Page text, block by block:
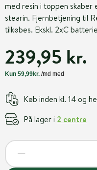
med resin i toppen skaber
stearin. Fjernbetjening til
tilkøbes. Ekskl. 2xC
239,95 kr.
Køb inden kl. 14 og
På lager i 2 centre